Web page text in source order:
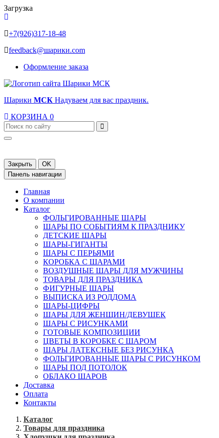
Загрузка
+7(926)317-18-48
feedback@шарики.com
Оформление заказа
Шарики МСК Надуваем для вас праздник.
КОРЗИНА 0
Закрыть
OK
Панель навигации
Главная
О компании
Каталог
ФОЛЬГИРОВАННЫЕ ШАРЫ
ШАРЫ ПО СОБЫТИЯМ К ПРАЗДНИКУ
ДЕТСКИЕ ШАРЫ
ШАРЫ-ГИГАНТЫ
ШАРЫ С ПЕРЬЯМИ
КОРОБКА С ШАРАМИ
ВОЗДУШНЫЕ ШАРЫ ДЛЯ МУЖЧИНЫ
ТОВАРЫ ДЛЯ ПРАЗДНИКА
ФИГУРНЫЕ ШАРЫ
ВЫПИСКА ИЗ РОДДОМА
ШАРЫ-ЦИФРЫ
ШАРЫ ДЛЯ ЖЕНЩИН/ДЕВУШЕК
ШАРЫ С РИСУНКАМИ
ГОТОВЫЕ КОМПОЗИЦИИ
ЦВЕТЫ В КОРОБКЕ С ШАРОМ
ШАРЫ ЛАТЕКСНЫЕ БЕЗ РИСУНКА
ФОЛЬГИРОВАННЫЕ ШАРЫ С РИСУНКОМ
ШАРЫ ПОД ПОТОЛОК
ОБЛАКО ШАРОВ
Доставка
Оплата
Контакты
Каталог
Товары для праздника